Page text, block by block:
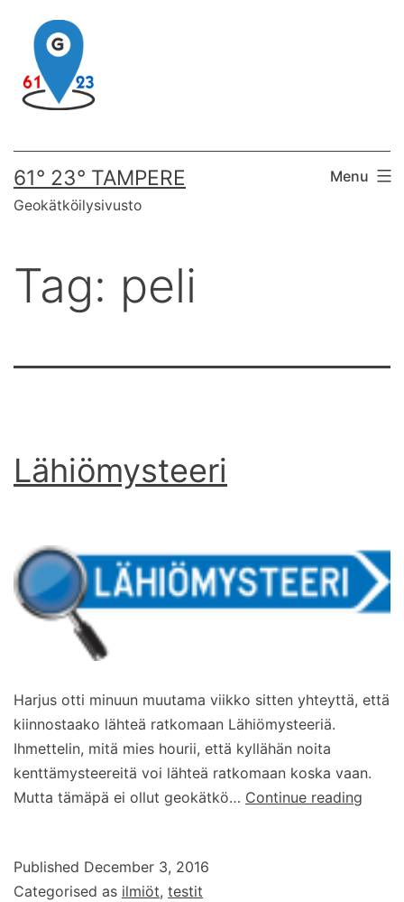
content
61° 23° TAMPERE
Geokätköilysivusto
Menu
Tag: peli
Lähiömysteeri
Harjus otti minuun muutama viikko sitten yhteyttä, että
kiinnostaako lähteä ratkomaan Lähiömysteeriä.
Ihmettelin, mitä mies hourii, että kyllähän noita
kenttämysteereitä voi lähteä ratkomaan koska vaan.
Mutta tämäpä ei ollut geokätkö… Continue reading
Published December 3, 2016
Categorised as ilmiöt, testit